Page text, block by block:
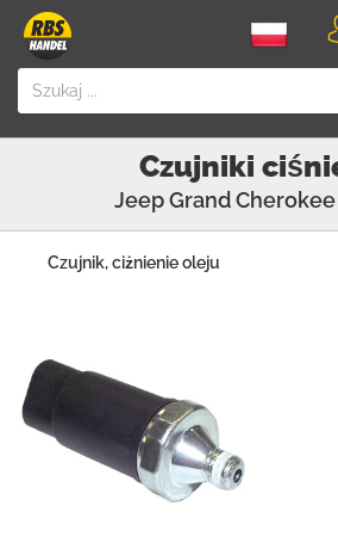
Czujniki
JeepGrand
Czujnik, ciżnienie oleju